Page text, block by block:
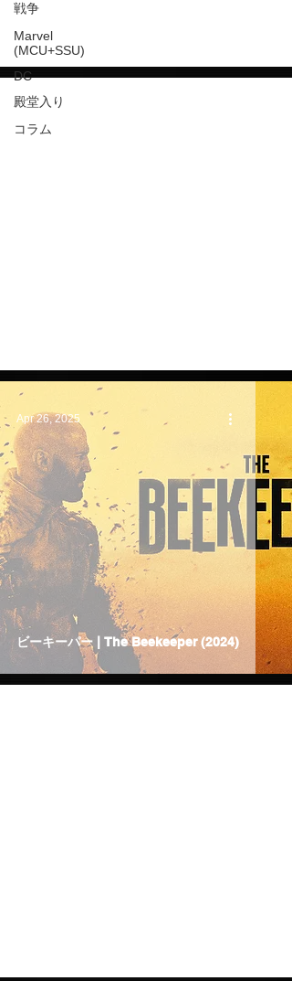
戦争
Marvel
(MCU+SSU)
DC
殿堂入り
コラム
ラブ、デス＆ロボット シーズン4 | Love,
Death & Robots Season 4 (2025)
ビーキーパー | The Beekeeper (2024)
Apr 26, 2025